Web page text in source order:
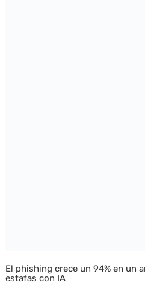
El phishing crece un 94% en un
estafas con IA